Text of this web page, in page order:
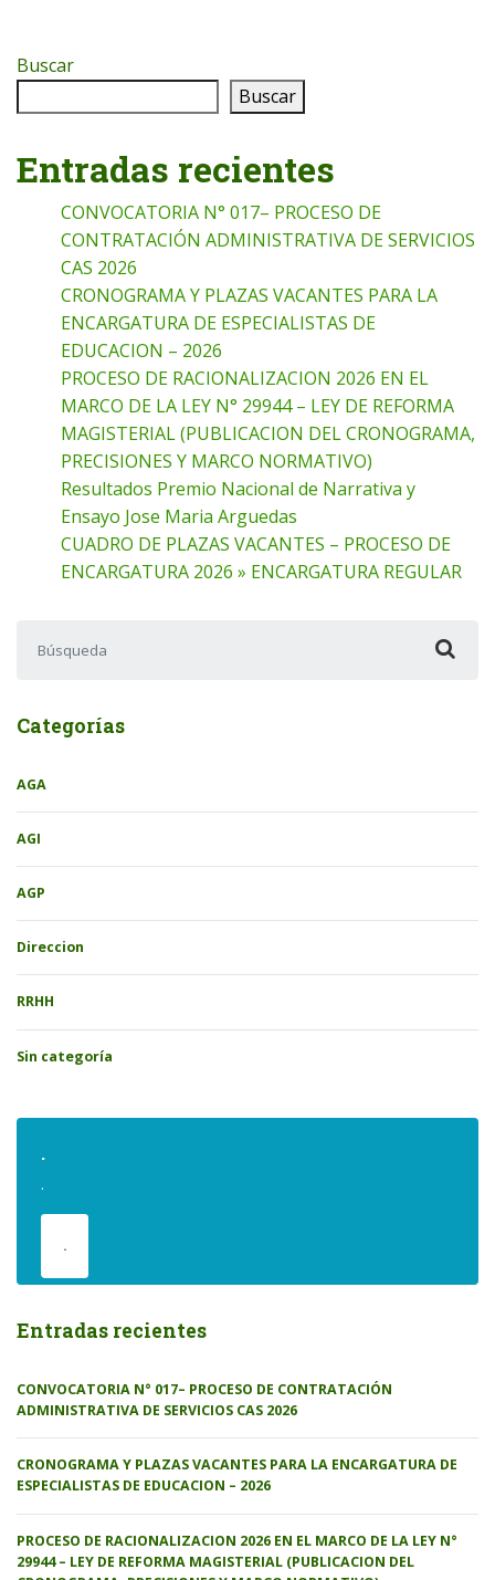
Buscar
Buscar
Entradas recientes
CONVOCATORIA N° 017– PROCESO DE
CONTRATACIÓN ADMINISTRATIVA DE SERVICIOS
CAS 2026
CRONOGRAMA Y PLAZAS VACANTES PARA LA
ENCARGATURA DE ESPECIALISTAS DE
EDUCACION – 2026
PROCESO DE RACIONALIZACION 2026 EN EL
MARCO DE LA LEY N° 29944 – LEY DE REFORMA
MAGISTERIAL (PUBLICACION DEL CRONOGRAMA,
PRECISIONES Y MARCO NORMATIVO)
Resultados Premio Nacional de Narrativa y
Ensayo Jose Maria Arguedas
CUADRO DE PLAZAS VACANTES – PROCESO DE
ENCARGATURA 2026 » ENCARGATURA REGULAR
Categorías
AGA
AGI
AGP
Direccion
RRHH
Sin categoría
.
.
.
Entradas recientes
CONVOCATORIA N° 017– PROCESO DE CONTRATACIÓN
ADMINISTRATIVA DE SERVICIOS CAS 2026
CRONOGRAMA Y PLAZAS VACANTES PARA LA ENCARGATURA DE
ESPECIALISTAS DE EDUCACION – 2026
PROCESO DE RACIONALIZACION 2026 EN EL MARCO DE LA LEY N°
29944 – LEY DE REFORMA MAGISTERIAL (PUBLICACION DEL